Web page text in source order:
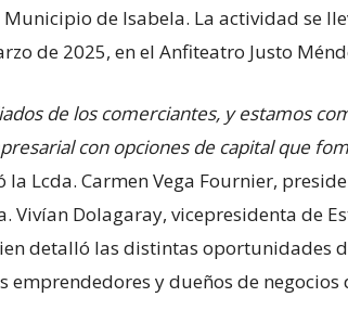
de Isabela. La actividad se
de 2025, en el Anfiteatro Justo
de los comerciantes, y estamos
con opciones de capital que
la Lcda. Carmen Vega Fournier,
Vivían Dolagaray, vicepresidenta de
detalló las distintas oportunidades
emprendedores y dueños de negocios